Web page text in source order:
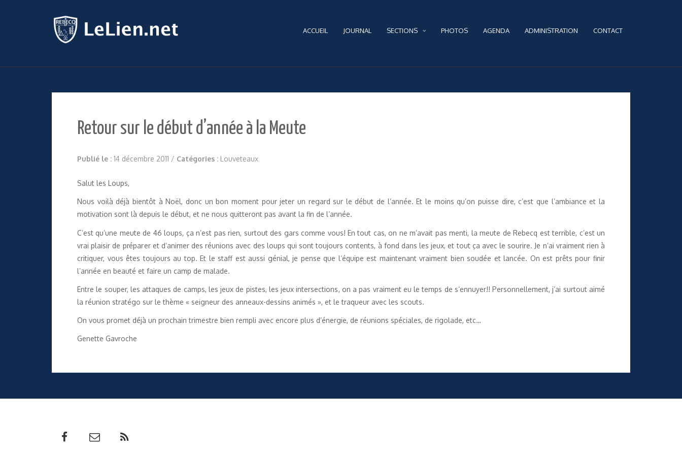
ACCUEIL JOURNAL SECTIONS PHOTOS AGENDA ADMINISTRATION CONTACT
Retour sur le début d’année à la Meute
Publié le : 14 décembre 2011 / Catégories : Louveteaux
Salut les Loups,
Nous voilà déjà bientôt à Noël, donc un bon moment pour jeter un regard sur le début de l’année. Et le moins qu’on puisse dire, c’est que l’ambiance et la
motivation sont là depuis le début, et ne nous quitteront pas avant la fin de l’année.
C’est qu’une meute de 46 loups, ça n’est pas rien, surtout des gars comme vous! En tout cas, on ne m’avait pas menti, la meute de Rebecq est terrible, c’est un
vrai plaisir de préparer et d’animer des réunions avec des loups qui sont toujours contents, à fond dans les jeux, et tout ça avec le sourire. Je n’ai vraiment rien à
critiquer, vous êtes toujours au top. Et le staff est aussi génial, je pense que l’équipe est maintenant vraiment bien soudée et lancée. On est prêts pour finir
l’année en beauté et faire un camp de malade.
Entre le souper, les attaques de camps, les jeux de pistes, les jeux intersections, on a pas vraiment eu le temps de s’ennuyer!! Personnellement, j’ai surtout aimé
la réunion stratégo sur le thème « seigneur des anneaux-dessins animés », et le traqueur avec les scouts.
On vous promet déjà un prochain trimestre bien rempli avec encore plus d’énergie, de réunions spéciales, de rigolade, etc…
Genette Gavroche